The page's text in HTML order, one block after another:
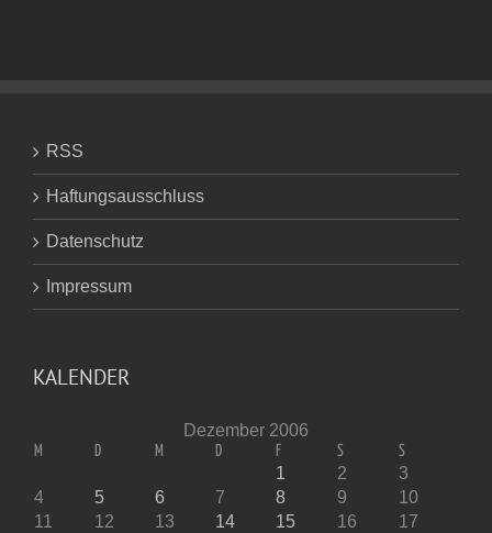
RSS
Haftungsausschluss
Datenschutz
Impressum
KALENDER
Dezember 2006
M D M D F S S
1 2
3
4
5 6 7 8 9
10
11
12 13 14 15 16
17